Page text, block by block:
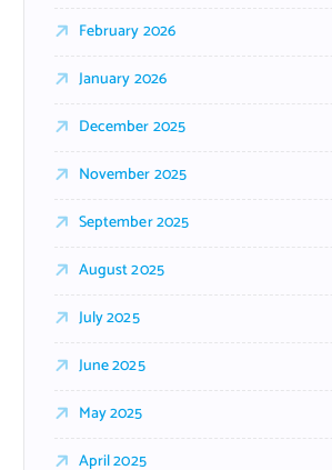
February 2026
January 2026
December 2025
November 2025
September 2025
August 2025
July 2025
June 2025
May 2025
April 2025